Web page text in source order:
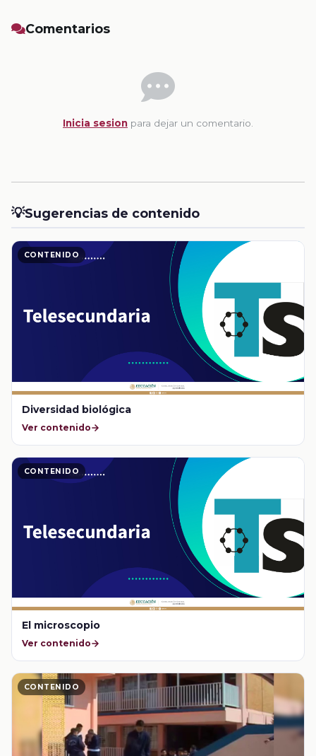
Comentarios
Inicia sesion para dejar un comentario.
💡Sugerencias de contenido
CONTENIDO
Diversidad biológica
Ver contenido
CONTENIDO
El microscopio
Ver contenido
CONTENIDO